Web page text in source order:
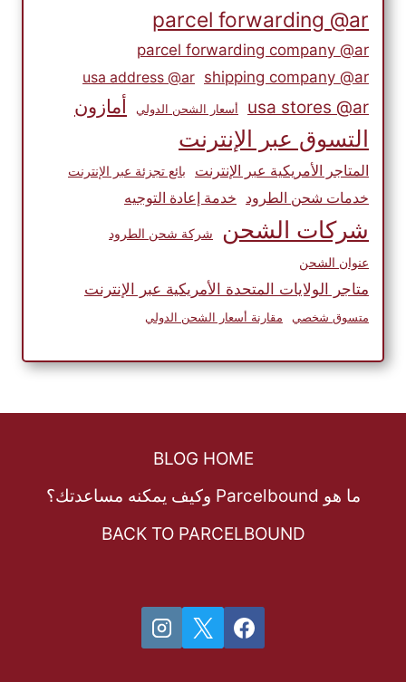
parcel forwarding @ar
parcel forwarding company @ar
shipping company @ar
usa address @ar
usa stores @ar أسعار الشحن الدولي أمازون
التسوق عبر الإنترنت
المتاجر الأمريكية عبر الإنترنت بائع تجزئة عبر الإنترنت
خدمات شحن الطرود خدمة إعادة التوجيه
شركات الشحن
شركة شحن الطرود
عنوان الشحن
متاجر الولايات المتحدة الأمريكية عبر الإنترنت
متسوق شخصي مقارنة أسعار الشحن الدولي
BLOG HOME
ما هو Parcelbound وكيف يمكنه مساعدتك؟
BACK TO PARCELBOUND